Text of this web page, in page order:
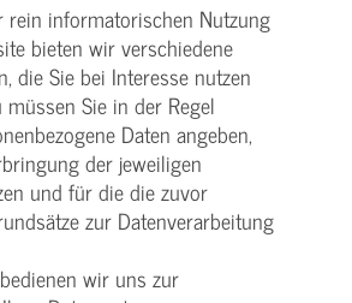
rein informatorischen Nutzung
bieten wir verschiedene
die Sie bei Interesse nutzen
müssen Sie in der Regel
Daten angeben,
der jeweiligen
und für die die zuvor
zur Datenverarbeitung
wir uns zur